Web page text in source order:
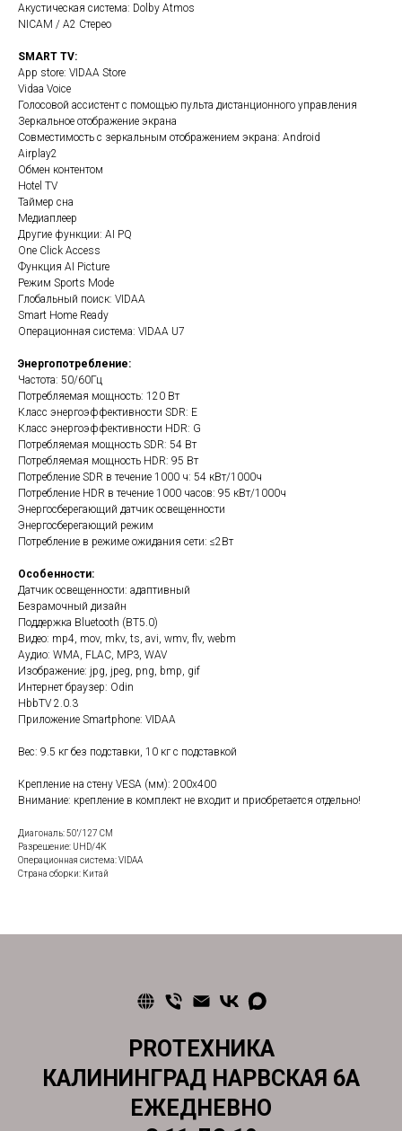
Акустическая система: Dolby Atmos
NICAM / A2 Стерео
SMART TV:
App store: VIDAA Store
Vidaa Voice
Голосовой ассистент с помощью пульта дистанционного управления
Зеркальное отображение экрана
Совместимость с зеркальным отображением экрана: Android
Airplay2
Обмен контентом
Hotel TV
Таймер сна
Медиаплеер
Другие функции: AI PQ
One Click Access
Функция AI Picture
Режим Sports Mode
Глобальный поиск: VIDAA
Smart Home Ready
Операционная система: VIDAA U7
Энергопотребление:
Частота: 50/60Гц
Потребляемая мощность: 120 Вт
Класс энергоэффективности SDR: E
Класс энергоэффективности HDR: G
Потребляемая мощность SDR: 54 Вт
Потребляемая мощность HDR: 95 Вт
Потребление SDR в течение 1000 ч: 54 кВт/1000ч
Потребление HDR в течение 1000 часов: 95 кВт/1000ч
Энергосберегающий датчик освещенности
Энергосберегающий режим
Потребление в режиме ожидания сети: ≤2Вт
Особенности:
Датчик освещенности: адаптивный
Безрамочный дизайн
Поддержка Bluetooth (BT5.0)
Видео: mp4, mov, mkv, ts, avi, wmv, flv, webm
Аудио: WMA, FLAC, MP3, WAV
Изображение: jpg, jpeg, png, bmp, gif
Интернет браузер: Odin
HbbTV 2.0.3
Приложение Smartphone: VIDAA
Вес: 9.5 кг без подставки, 10 кг с подставкой
Крепление на стену VESA (мм): 200x400
Внимание: крепление в комплект не входит и приобретается отдельно!
Диагональ: 50''/127 СМ
Разрешение: UHD/4K
Операционная система: VIDAA
Страна сборки: Китай
PROТЕХНИКА
КАЛИНИНГРАД НАРВСКАЯ 6А
ЕЖЕДНЕВНО